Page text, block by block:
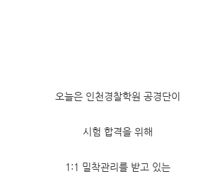
오늘은 인천경찰학원 공경단이
시험 합격을 위해
1:1 밀착관리를 받고 있는